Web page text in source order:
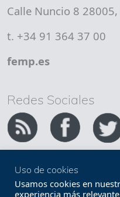
Calle Nuncio 8
t. +34 91 364 37 00
femp.es
Redes Sociales
Copyright
Uso de cookies
Usamos cookies en
experiencia más